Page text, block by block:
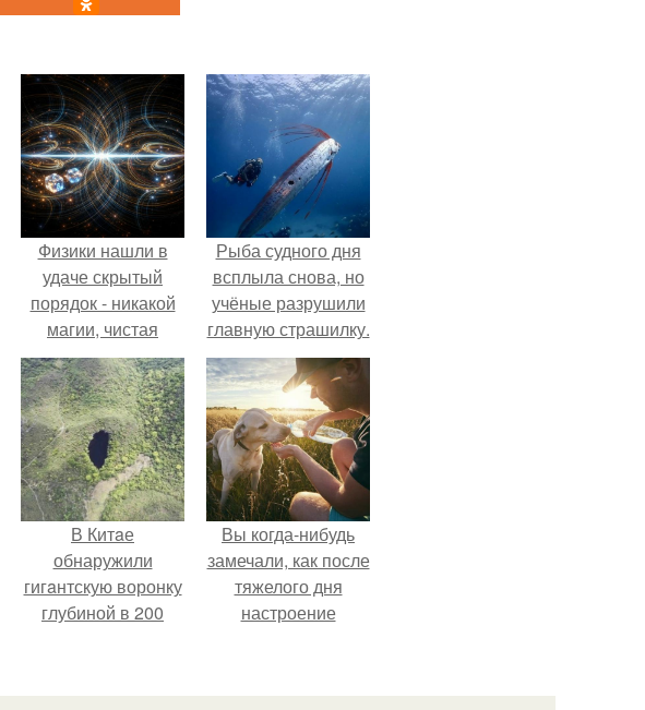
Физики нашли в
удаче скрытый
порядок - никакой
магии, чистая
квантовая
механика.
Рыба судного дня
всплыла снова, но
учёные разрушили
главную страшилку.
В Китaе
обнаружили
гигaнтскую воронку
глубиной в 200
лесом внутри.
Вы когда-нибудь
замечали, как после
тяжелого дня
настроение
своего питомца?